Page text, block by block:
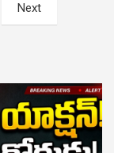
Next